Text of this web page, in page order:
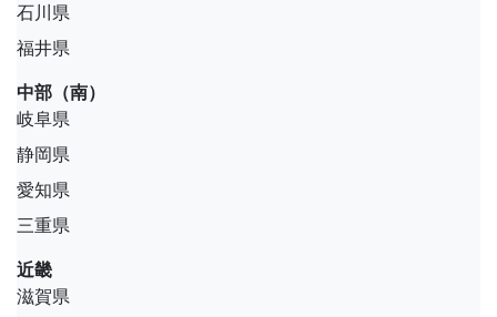
石川県
福井県
中部（南）
岐阜県
静岡県
愛知県
三重県
近畿
滋賀県